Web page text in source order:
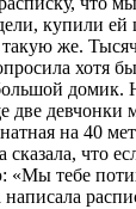
купили ей
же.
хотя
две девчонки
на 40
что
«Мы тебе